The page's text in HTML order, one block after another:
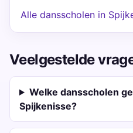
Alle dansscholen in
Veelgestelde
Welke dansscholen
Spijkenisse?